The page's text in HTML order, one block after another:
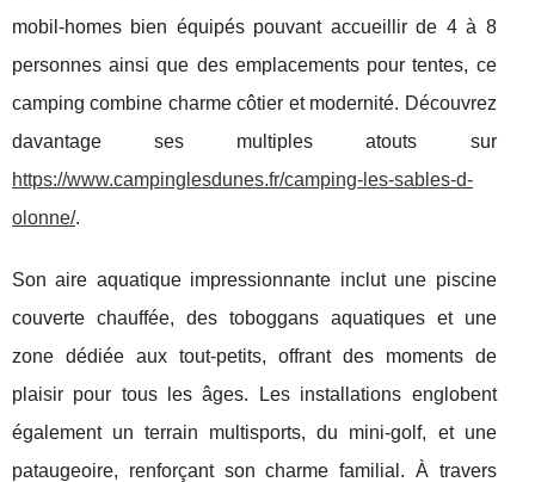
mobil-homes bien équipés pouvant accueillir de 4 à 8
personnes ainsi que des emplacements pour tentes, ce
camping combine charme côtier et modernité. Découvrez
davantage ses multiples atouts sur
https://www.campinglesdunes.fr/camping-les-sables-d-
olonne/.
Son aire aquatique impressionnante inclut une piscine
couverte chauffée, des toboggans aquatiques et une
zone dédiée aux tout-petits, offrant des moments de
plaisir pour tous les âges. Les installations englobent
également un terrain multisports, du mini-golf, et une
pataugeoire, renforçant son charme familial. À travers